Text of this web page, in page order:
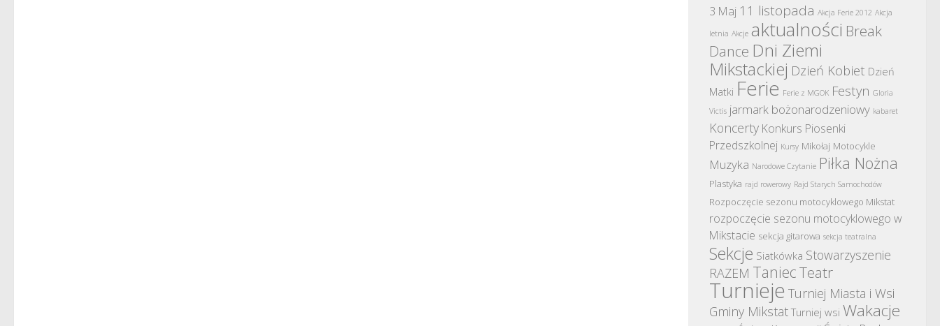
3 Maj 11 listopada Akcja Ferie 2012 Akcja
letnia Akcje aktualności Break
Dance Dni Ziemi
Mikstackiej Dzień Kobiet Dzień
Matki Ferie Ferie z MGOK Festyn Gloria
Victis jarmark bożonarodzeniowy kabaret
Koncerty Konkurs Piosenki
Przedszkolnej Kursy Mikołaj Motocykle
Muzyka Narodowe Czytanie Piłka Nożna
Plastyka rajd rowerowy Rajd Starych Samochodów
Rozpoczęcie sezonu motocyklowego Mikstat
rozpoczęcie sezonu motocyklowego w
Mikstacie sekcja gitarowa sekcja teatralna
Sekcje Siatkówka Stowarzyszenie
RAZEM TaniecTeatr
Turnieje Turniej Miasta i Wsi
Gminy Mikstat Turniej wsi Wakacje